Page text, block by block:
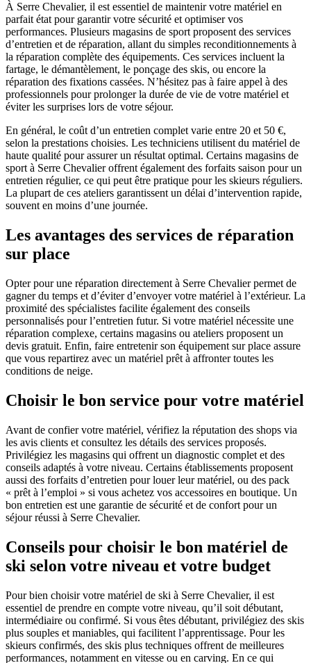
À Serre Chevalier, il est essentiel de maintenir votre matériel en
parfait état pour garantir votre sécurité et optimiser vos
performances. Plusieurs magasins de sport proposent des services
d’entretien et de réparation, allant du simples reconditionnements à
la réparation complète des équipements. Ces services incluent la
fartage, le démantèlement, le ponçage des skis, ou encore la
réparation des fixations cassées. N’hésitez pas à faire appel à des
professionnels pour prolonger la durée de vie de votre matériel et
éviter les surprises lors de votre séjour.
En général, le coût d’un entretien complet varie entre 20 et 50 €,
selon la prestations choisies. Les techniciens utilisent du matériel de
haute qualité pour assurer un résultat optimal. Certains magasins de
sport à Serre Chevalier offrent également des forfaits saison pour un
entretien régulier, ce qui peut être pratique pour les skieurs réguliers.
La plupart de ces ateliers garantissent un délai d’intervention rapide,
souvent en moins d’une journée.
Les avantages des services de réparation
sur place
Opter pour une réparation directement à Serre Chevalier permet de
gagner du temps et d’éviter d’envoyer votre matériel à l’extérieur. La
proximité des spécialistes facilite également des conseils
personnalisés pour l’entretien futur. Si votre matériel nécessite une
réparation complexe, certains magasins ou ateliers proposent un
devis gratuit. Enfin, faire entretenir son équipement sur place assure
que vous repartirez avec un matériel prêt à affronter toutes les
conditions de neige.
Choisir le bon service pour votre matériel
Avant de confier votre matériel, vérifiez la réputation des shops via
les avis clients et consultez les détails des services proposés.
Privilégiez les magasins qui offrent un diagnostic complet et des
conseils adaptés à votre niveau. Certains établissements proposent
aussi des forfaits d’entretien pour louer leur matériel, ou des pack
« prêt à l’emploi » si vous achetez vos accessoires en boutique. Un
bon entretien est une garantie de sécurité et de confort pour un
séjour réussi à Serre Chevalier.
Conseils pour choisir le bon matériel de
ski selon votre niveau et votre budget
Pour bien choisir votre matériel de ski à Serre Chevalier, il est
essentiel de prendre en compte votre niveau, qu’il soit débutant,
intermédiaire ou confirmé. Si vous êtes débutant, privilégiez des skis
plus souples et maniables, qui facilitent l’apprentissage. Pour les
skieurs confirmés, des skis plus techniques offrent de meilleures
performances, notamment en vitesse ou en carving. En ce qui